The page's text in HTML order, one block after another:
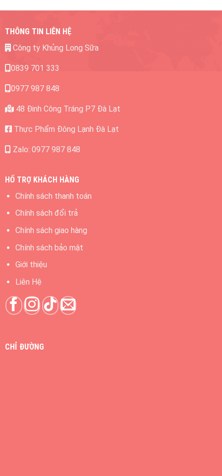
THÔNG TIN LIÊN HỆ
Công ty Khủng Long Sữa
0839 701 333
0977 987 848
48 Đinh Công Tráng P7 Đà Lạt
Thực Phẩm Đông Lạnh Đà Lạt
Zalo: 0977 987 848
HỔ TRỢ KHÁCH HÀNG
Chính sách thanh toán
Chính sách đổi trả
Chính sách giao hàng
Chính sách bảo mật
Giới thiệu
Liên Hệ
CHỈ ĐƯỜNG